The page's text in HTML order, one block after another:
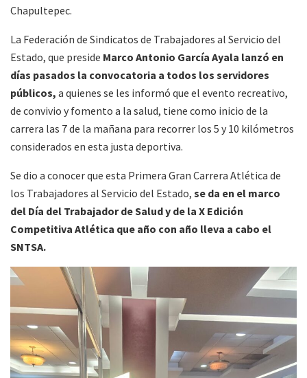
Chapultepec.
La Federación de Sindicatos de Trabajadores al Servicio del
Estado, que preside Marco Antonio García Ayala lanzó en
días pasados la convocatoria a todos los servidores
públicos, a quienes se les informó que el evento recreativo,
de convivio y fomento a la salud, tiene como inicio de la
carrera las 7 de la mañana para recorrer los 5 y 10 kilómetros
considerados en esta justa deportiva.
Se dio a conocer que esta Primera Gran Carrera Atlética de
los Trabajadores al Servicio del Estado, se da en el marco
del Día del Trabajador de Salud y de la X Edición
Competitiva Atlética que año con año lleva a cabo el
SNTSA.